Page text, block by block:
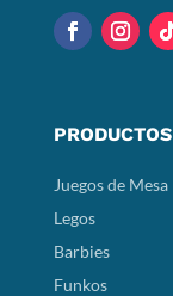
PRODUCTOS
Juegos de Mesa
Legos
Barbies
Funkos